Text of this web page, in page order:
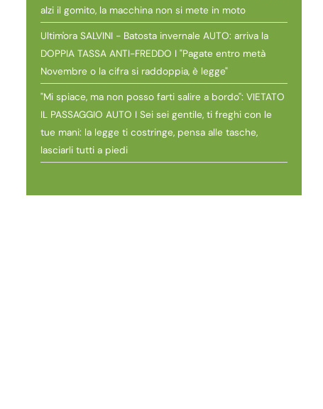
alzi il gomito, la macchina non si mete in moto
Ultim'ora SALVINI - Batosta invernale AUTO: arriva la
DOPPIA TASSA ANTI-FREDDO I "Pagate entro metà
Novembre o la cifra si raddoppia, è legge"
"Mi spiace, ma non posso farti salire a bordo": VIETATO
IL PASSAGGIO AUTO I Sei sei gentile, ti freghi con le
tue mani: la legge ti costringe, pensa alle tasche,
lasciarli tutti a piedi